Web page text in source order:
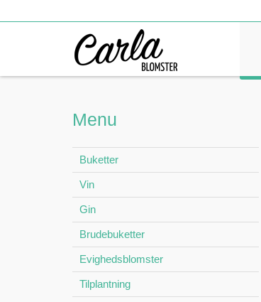
Menu
Buketter
Vin
Gin
Brudebuketter
Evighedsblomster
Tilplantning